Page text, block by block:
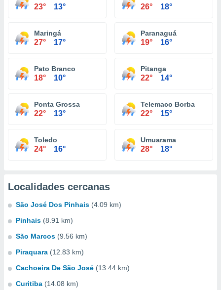
23° 13° 26° 18°
Maringá
27° 17°
Paranaguá
19° 16°
Pato Branco
18° 10°
Pitanga
22° 14°
Ponta Grossa
22° 13°
Telemaco Borba
22° 15°
Toledo
24° 16°
Umuarama
28° 18°
Localidades cercanas
São José Dos Pinhais (4.09 km)
Pinhais (8.91 km)
São Marcos (9.56 km)
Piraquara (12.83 km)
Cachoeira De São José (13.44 km)
Curitiba (14.08 km)